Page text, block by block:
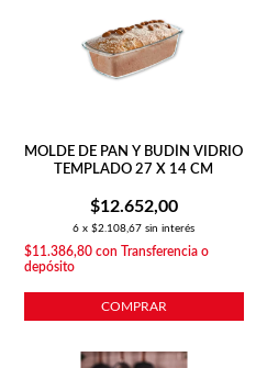
MOLDE DE PAN Y BUDÍN VIDRIO
TEMPLADO 27 X 14 CM
$12.652,00
6 x$2.108,67 sin interés
$11.386,80con Transferencia o
depósito
COMPRAR